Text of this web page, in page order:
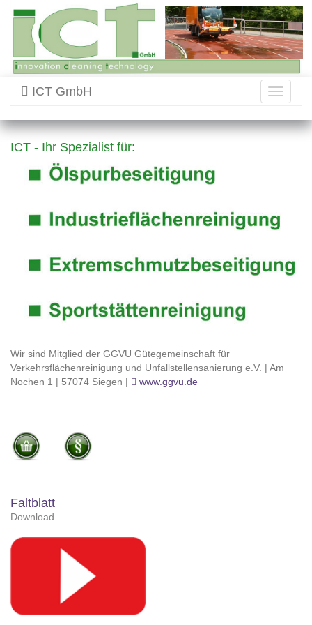
Toggle
ICT GmbH
ICT - Ihr Spezialist für:
Wir sind Mitglied der GGVU Gütegemeinschaft für
Verkehrsflächenreinigung und Unfallstellensanierung e.V. | Am
Nochen 1 | 57074 Siegen |
www.ggvu.de
Faltblatt
Download